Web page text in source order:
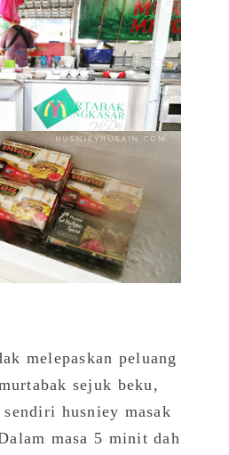
melepaskan peluang
sejuk beku,
sendiri husniey masak
masa 5 minit dah